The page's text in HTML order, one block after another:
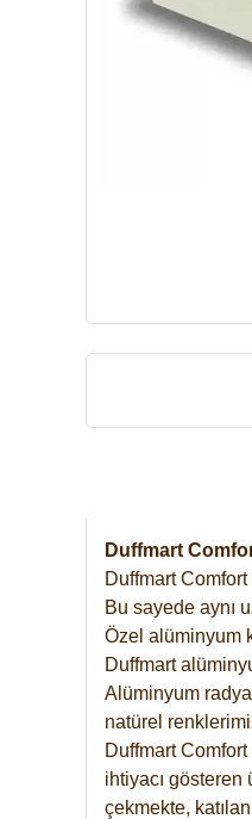
Duffmart
Duffmart
Bu sayede aynı
Özel alüminyum
Duffmart
Alüminyum
natürel
Duffmart
ihtiyacı gösteren
çekmekte,